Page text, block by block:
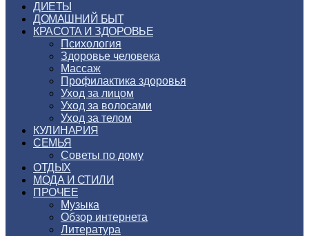
ДИЕТЫ
ДОМАШНИЙ БЫТ
КРАСОТА И ЗДОРОВЬЕ
Психология
Здоровье человека
Массаж
Профилактика здоровья
Уход за лицом
Уход за волосами
Уход за телом
КУЛИНАРИЯ
СЕМЬЯ
Советы по дому
ОТДЫХ
МОДА И СТИЛИ
ПРОЧЕЕ
Музыка
Обзор интернета
Литература